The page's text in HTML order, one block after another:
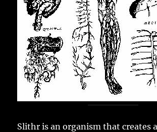
Slithr is an organism that creates